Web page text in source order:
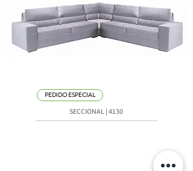
PEDIDO ESPECIAL
SECCIONAL | 4130